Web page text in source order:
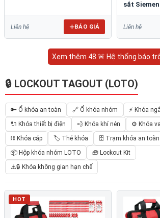
Liên hệ BÁO GIÁ
sắt
Liên hệ
Xem thêm 48 🚨 Hệ thống báo
🔒 LOCKOUT TAGOUT (LOTO)
🔑 Ổ khóa an toàn 🔗 Ổ khóa nhóm
⚡ Khóa
🔌 Khóa thiết bị điện
💨 Khóa khí nén
⚙️ Khóa
⛓ Khóa cáp
🏷️ Thẻ khóa
🗄 Trạm khóa an toàn
📦 Hộp khóa nhóm LOTO
🧰 Lockout Kit
⚠️🔒 Khóa không gian hạn chế
HOT